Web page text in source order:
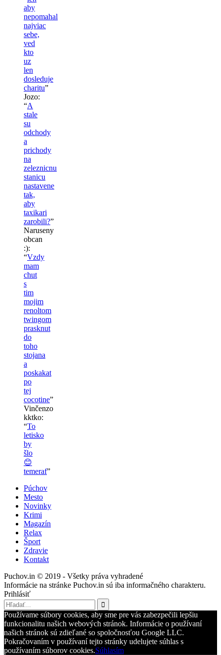
aby
nepomahal
najviac
sebe,
ved
kto
uz
len
dosleduje
charitu”
Jozo:
“A
stale
su
odchody
a
prichody
na
zeleznicnu
stanicu
nastavene
tak,
aby
taxikari
zarobili?”
Naruseny
obcan
:):
“Vzdy
mam
chut
s
tim
mojim
renoltom
twingom
prasknut
do
toho
stojana
a
poskakat
po
tej
cocotine”
Vinčenzo
kktko:
“To
letisko
by
šlo
😊
temeraf”
Púchov
Mesto
Novinky
Krimi
Magazín
Relax
Šport
Zdravie
Kontakt
Puchov.in © 2019 - Všetky práva vyhradené
Informácie na stránke Puchov.in sú iba informačného charakteru.
Prihlásiť
Používame súbory cookies, aby sme pre vás zabezpečili lepšiu
funkcionalitu našich webových stránok. Informácie o používaní
našich stránok sú zdieľané so spoločnosťou Google LLC.
Pokračovaním v používaní tejto stránky udelujete súhlas s
používaním súborov cookies.Súhlasím